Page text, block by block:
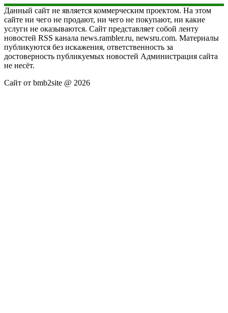
Данный сайт не является коммерческим проектом. На этом
сайте ни чего не продают, ни чего не покупают, ни какие
услуги не оказываются. Сайт представляет собой ленту
новостей RSS канала news.rambler.ru, newsru.com. Материалы
публикуются без искажения, ответственность за
достоверность публикуемых новостей Администрация сайта
не несёт.
Сайт от bmb2site @ 2026